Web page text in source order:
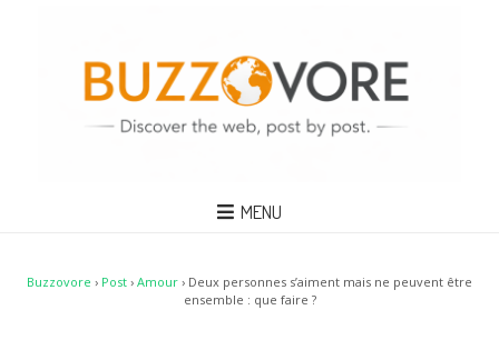
MENU
Buzzovore › Post › Amour › Deux personnes s’aiment mais ne peuvent être
ensemble : que faire ?